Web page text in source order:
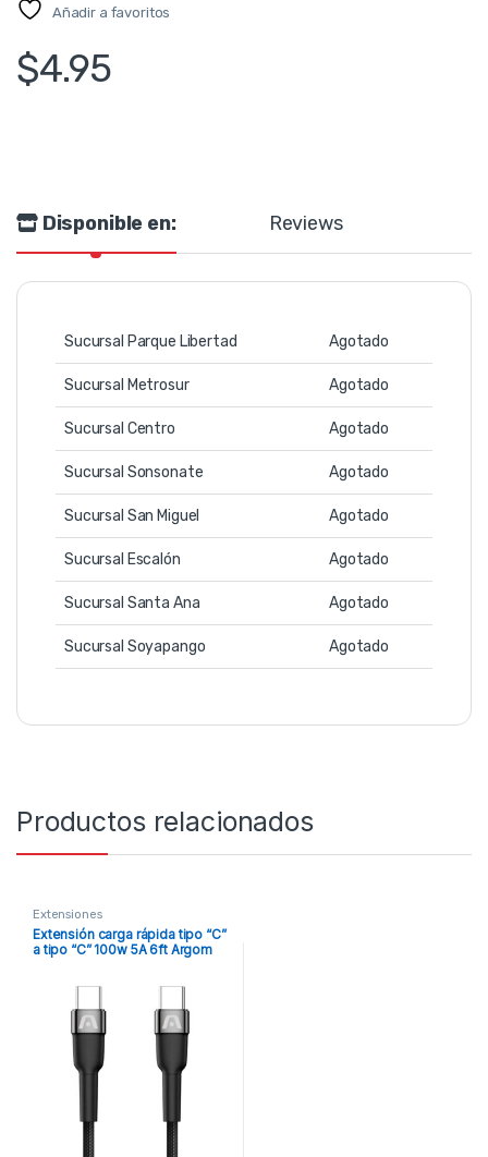
Añadir a favoritos
$4.95
Disponible en: Reviews
Sucursal Parque Libertad Agotado
Sucursal Metrosur Agotado
Sucursal Centro Agotado
Sucursal Sonsonate Agotado
Sucursal San Miguel Agotado
Sucursal Escalón Agotado
Sucursal Santa Ana Agotado
Sucursal Soyapango Agotado
Productos relacionados
Extensiones
Extensión carga rápida tipo “C”
a tipo “C” 100w 5A 6ft Argom